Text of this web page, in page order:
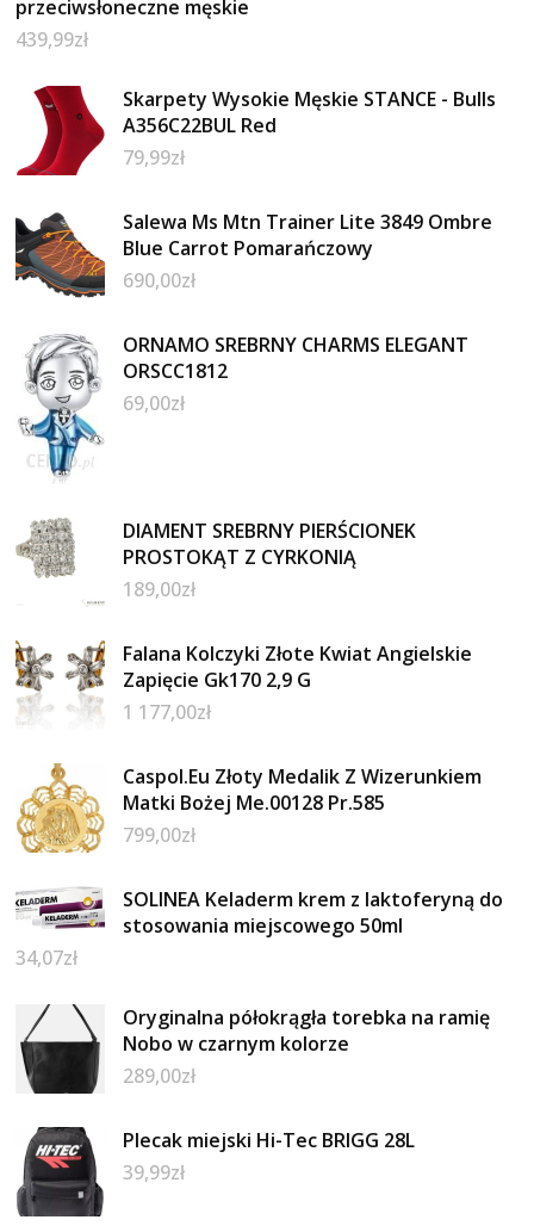
przeciwsłoneczne męskie
439,99zł
Skarpety Wysokie Męskie STANCE - Bulls
A356C22BUL Red
79,99zł
Salewa Ms Mtn Trainer Lite 3849 Ombre
Blue Carrot Pomarańczowy
690,00zł
ORNAMO SREBRNY CHARMS ELEGANT
ORSCC1812
69,00zł
DIAMENT SREBRNY PIERŚCIONEK
PROSTOKĄT Z CYRKONIĄ
189,00zł
Falana Kolczyki Złote Kwiat Angielskie
Zapięcie Gk170 2,9 G
1 177,00zł
Caspol.Eu Złoty Medalik Z Wizerunkiem
Matki Bożej Me.00128 Pr.585
799,00zł
SOLINEA Keladerm krem z laktoferyną do
stosowania miejscowego 50ml
34,07zł
Oryginalna półokrągła torebka na ramię
Nobo w czarnym kolorze
289,00zł
Plecak miejski Hi-Tec BRIGG 28L
39,99zł